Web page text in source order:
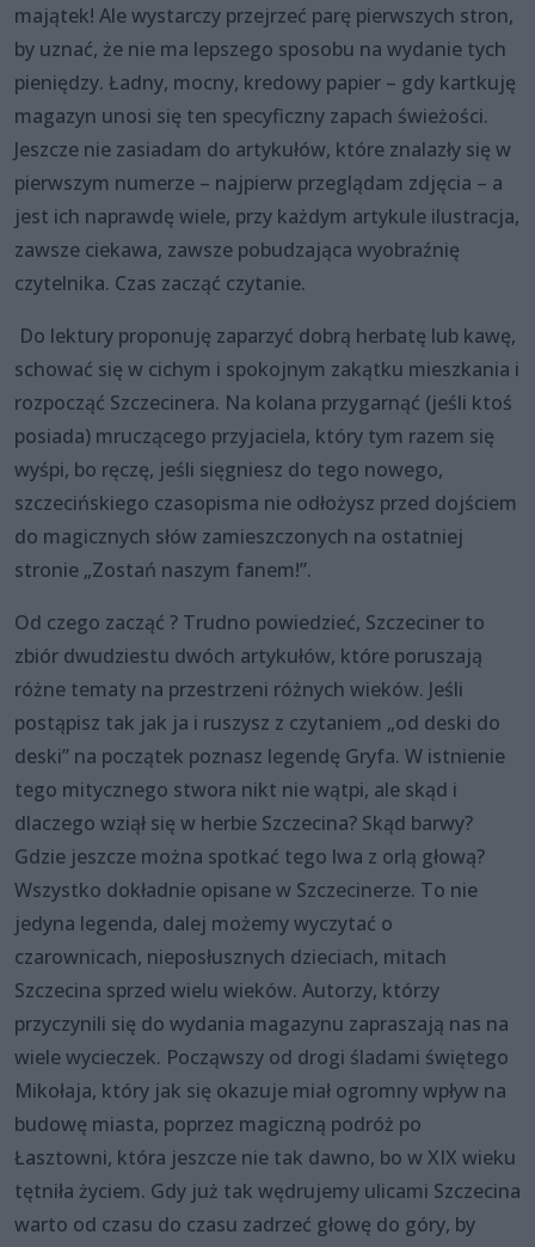
majątek! Ale wystarczy przejrzeć parę pierwszych stron,
by uznać, że nie ma lepszego sposobu na wydanie tych
pieniędzy. Ładny, mocny, kredowy papier – gdy kartkuję
magazyn unosi się ten specyficzny zapach świeżości.
Jeszcze nie zasiadam do artykułów, które znalazły się w
pierwszym numerze – najpierw przeglądam zdjęcia – a
jest ich naprawdę wiele, przy każdym artykule ilustracja,
zawsze ciekawa, zawsze pobudzająca wyobraźnię
czytelnika. Czas zacząć czytanie.
Do lektury proponuję zaparzyć dobrą herbatę lub kawę,
schować się w cichym i spokojnym zakątku mieszkania i
rozpocząć Szczecinera. Na kolana przygarnąć (jeśli ktoś
posiada) mruczącego przyjaciela, który tym razem się
wyśpi, bo ręczę, jeśli sięgniesz do tego nowego,
szczecińskiego czasopisma nie odłożysz przed dojściem
do magicznych słów zamieszczonych na ostatniej
stronie „Zostań naszym fanem!”.
Od czego zacząć ? Trudno powiedzieć, Szczeciner to
zbiór dwudziestu dwóch artykułów, które poruszają
różne tematy na przestrzeni różnych wieków. Jeśli
postąpisz tak jak ja i ruszysz z czytaniem „od deski do
deski” na początek poznasz legendę Gryfa. W istnienie
tego mitycznego stwora nikt nie wątpi, ale skąd i
dlaczego wziął się w herbie Szczecina? Skąd barwy?
Gdzie jeszcze można spotkać tego lwa z orlą głową?
Wszystko dokładnie opisane w Szczecinerze. To nie
jedyna legenda, dalej możemy wyczytać o
czarownicach, nieposłusznych dzieciach, mitach
Szczecina sprzed wielu wieków. Autorzy, którzy
przyczynili się do wydania magazynu zapraszają nas na
wiele wycieczek. Począwszy od drogi śladami świętego
Mikołaja, który jak się okazuje miał ogromny wpływ na
budowę miasta, poprzez magiczną podróż po
Łasztowni, która jeszcze nie tak dawno, bo w XIX wieku
tętniła życiem. Gdy już tak wędrujemy ulicami Szczecina
warto od czasu do czasu zadrzeć głowę do góry, by